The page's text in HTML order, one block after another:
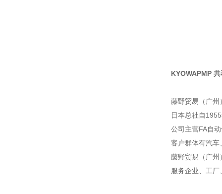
KYOWAPMP
藤野贸易（广州
日本总社自
公司主营FA自
客户群体有汽车
藤野贸易（广州
服务企业、工